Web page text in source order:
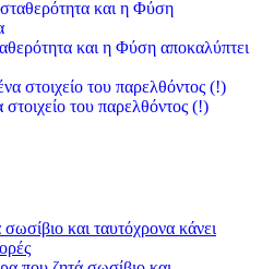
και η Φύση αποκαλύπτει
στοιχείο του παρελθόντος (!)
και ταυτόχρονα κάνει